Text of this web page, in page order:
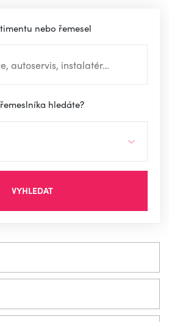
nebo řemesel
hledáte?
VYHLEDAT